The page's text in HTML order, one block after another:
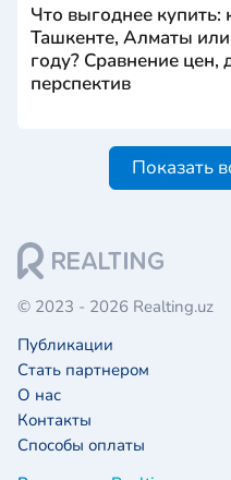
Что выгоднее купить:
Ташкенте, Алматы
году? Сравнение цен,
перспектив
Показать
© 2023 - 2026 Realting.uz
Публикации
Стать партнером
О нас
Контакты
Способы оплаты